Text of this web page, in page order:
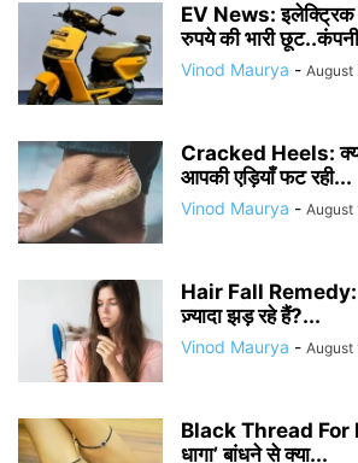
EV News: इलेक्ट्रिक
रुपये की भारी
Vinod Maurya - August
Cracked Heels:
आपकी एड़ियाँ फट रही...
Vinod Maurya - August
Hair Fall Remedy:
ज़्यादा झड़ रहे हैं?...
Vinod Maurya - August
Black Thread For
धागा’ बांधने से क्या...